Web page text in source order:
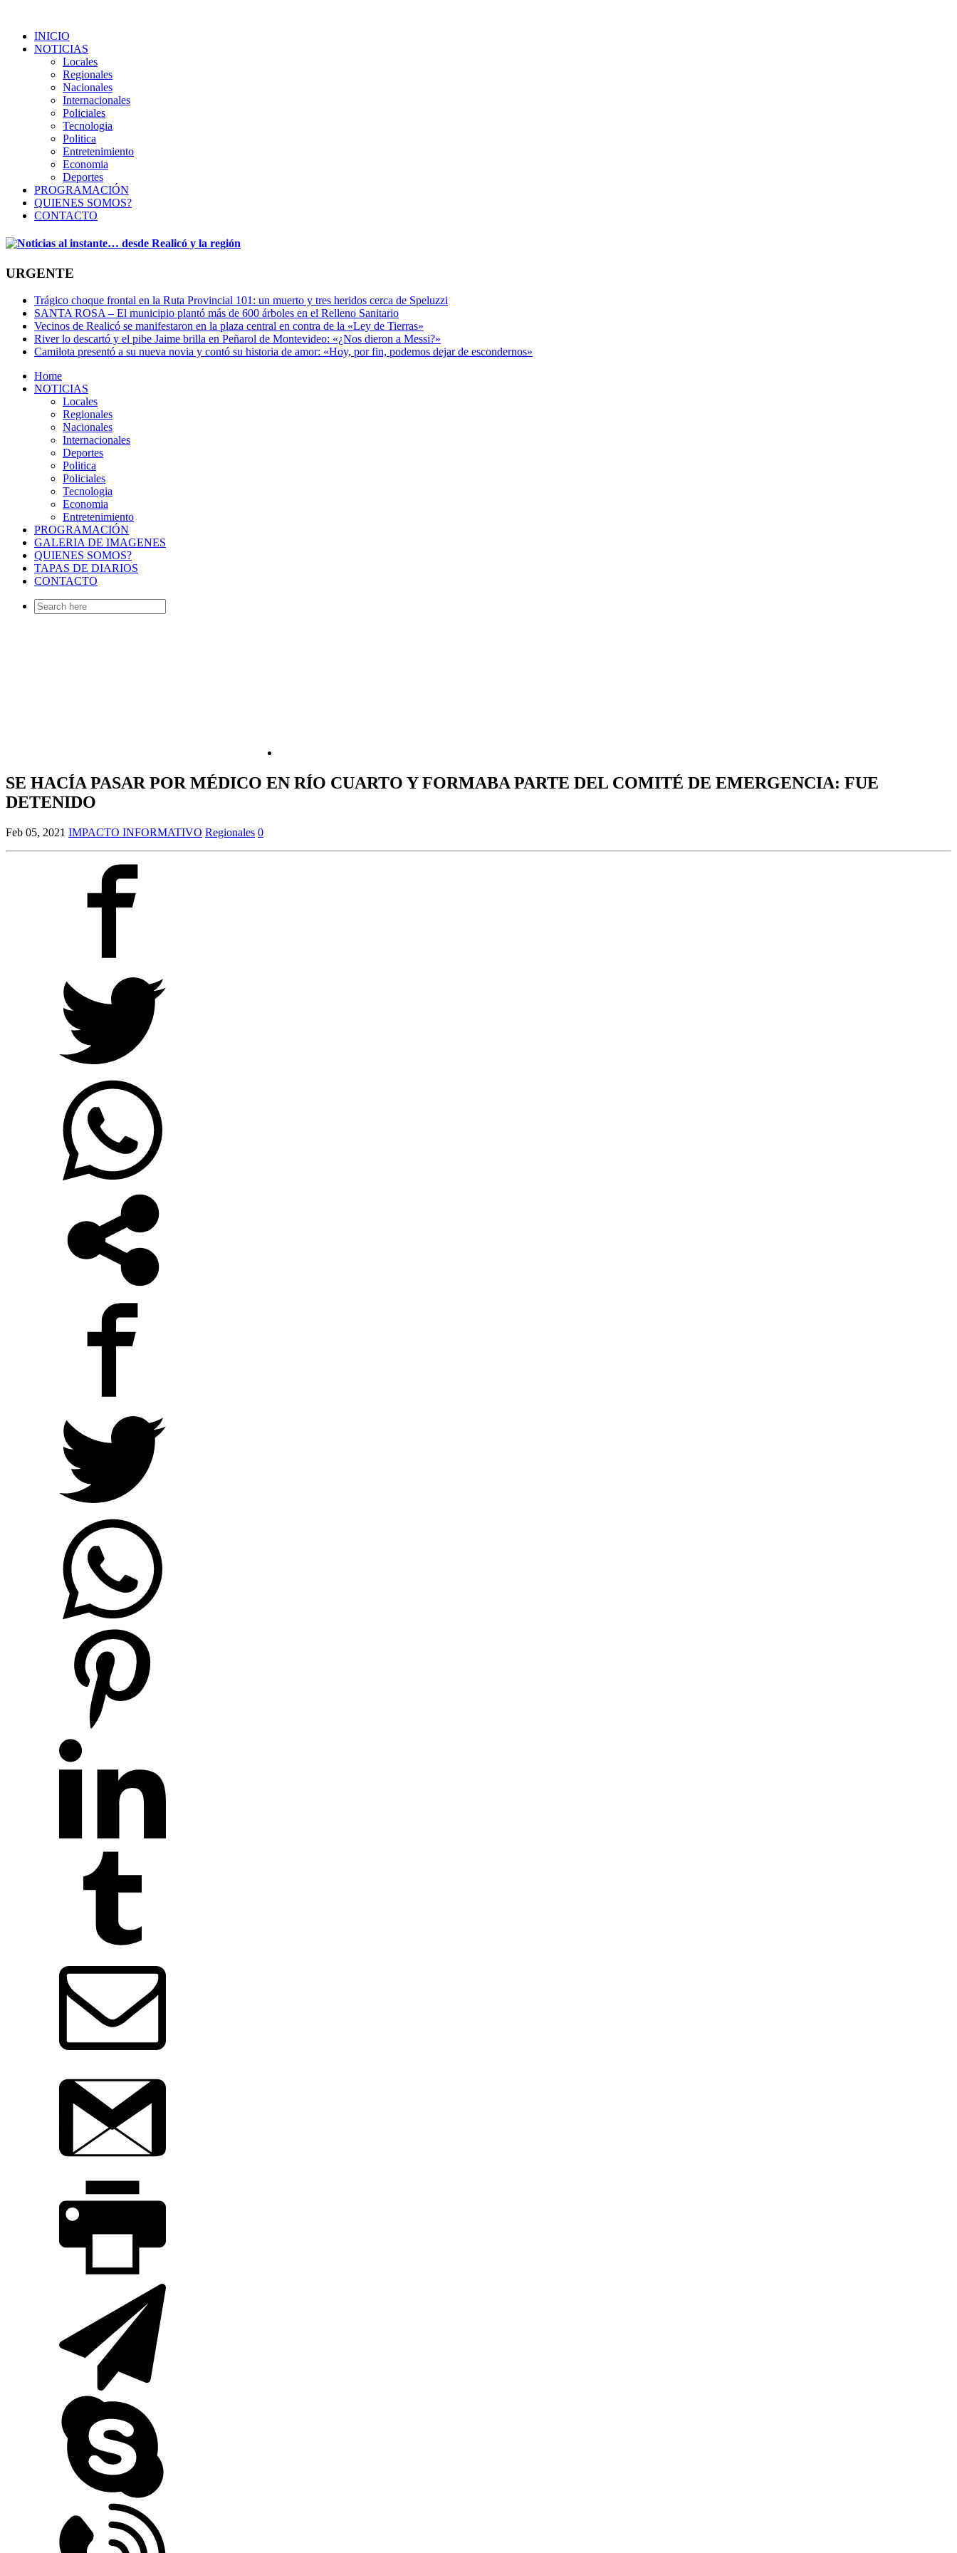
INICIO
NOTICIAS
Locales
Regionales
Nacionales
Internacionales
Policiales
Tecnologia
Politica
Entretenimiento
Economia
Deportes
PROGRAMACIÓN
QUIENES SOMOS?
CONTACTO
URGENTE
Trágico choque frontal en la Ruta Provincial 101: un muerto y tres heridos cerca de Speluzzi
SANTA ROSA – El municipio plantó más de 600 árboles en el Relleno Sanitario
Vecinos de Realicó se manifestaron en la plaza central en contra de la «Ley de Tierras»
River lo descartó y el pibe Jaime brilla en Peñarol de Montevideo: «¿Nos dieron a Messi?»
Camilota presentó a su nueva novia y contó su historia de amor: «Hoy, por fin, podemos dejar de escondernos»
Home
NOTICIAS
Locales
Regionales
Nacionales
Internacionales
Deportes
Politica
Policiales
Tecnologia
Economia
Entretenimiento
PROGRAMACIÓN
GALERIA DE IMAGENES
QUIENES SOMOS?
TAPAS DE DIARIOS
CONTACTO
Search
for:
SE HACÍA PASAR POR MÉDICO EN RÍO CUARTO Y FORMABA PARTE DEL COMITÉ DE EMERGENCIA: FUE
DETENIDO
Feb 05, 2021 IMPACTO INFORMATIVO Regionales 0